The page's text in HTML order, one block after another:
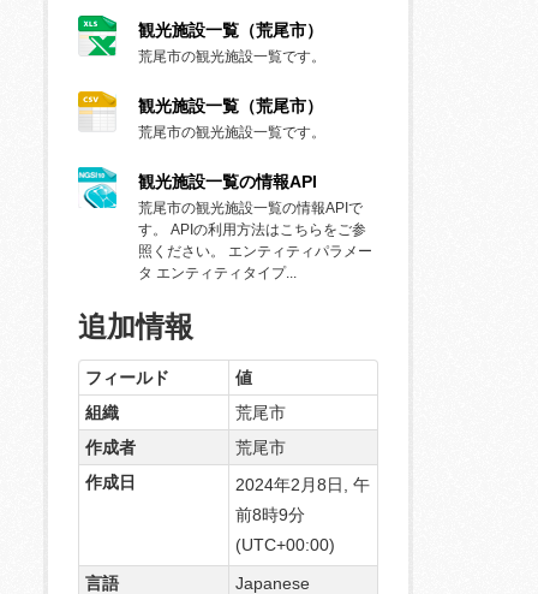
観光施設一覧（荒尾市）
荒尾市の観光施設一覧です。
観光施設一覧（荒尾市）
荒尾市の観光施設一覧です。
観光施設一覧の情報API
荒尾市の観光施設一覧の情報APIで
す。 APIの利用方法はこちらをご参
照ください。 エンティティパラメー
タ エンティティタイプ...
追加情報
フィールド
値
組織
荒尾市
作成者
荒尾市
作成日
2024年2月8日, 午
前8時9分
(UTC+00:00)
言語
Japanese